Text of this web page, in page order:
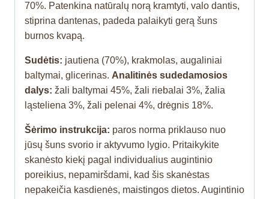
70%. Patenkina natūralų norą kramtyti, valo dantis,
stiprina dantenas, padeda palaikyti gerą šuns
burnos kvapą.
Sudėtis: jautiena (70%), krakmolas, augaliniai
baltymai, glicerinas. Analitinės sudedamosios
dalys: žali baltymai 45%, žali riebalai 3%, žalia
ląsteliena 3%, žali pelenai 4%, drėgnis 18%.
Šėrimo instrukcija: paros norma priklauso nuo
jūsų šuns svorio ir aktyvumo lygio. Pritaikykite
skanėsto kiekį pagal individualius augintinio
poreikius, nepamiršdami, kad šis skanėstas
nepakeičia kasdienės, maistingos dietos. Augintinio